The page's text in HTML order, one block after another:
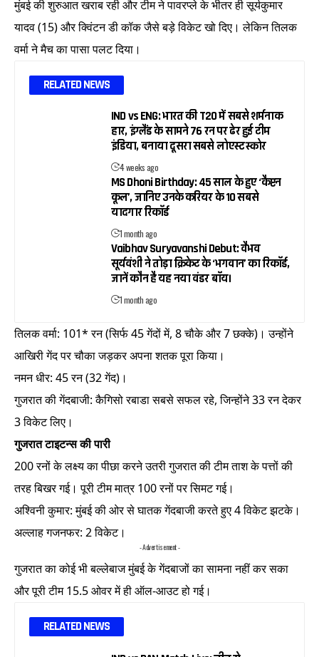
मुंबई की शुरुआत खराब रही और टीम ने पावरप्ले के भीतर ही सूर्यकुमार
यादव (15) और क्विंटन डी कॉक जैसे बड़े विकेट खो दिए। लेकिन तिलक
वर्मा ने मैच का पासा पलट दिया।
RELATED NEWS
IND vs ENG: भारत की T20 में सबसे शर्मनाक
हार, इंग्लैंड के सामने 76 रन पर ढेर हुई टीम
इंडिया, बनाया दूसरा सबसे लोएस्ट स्कोर
4 weeks ago
MS Dhoni Birthday: 45 साल के हुए ‘कैप्टन
कूल’, जानिए उनके करियर के 10 सबसे
यादगार रिकॉर्ड
1 month ago
Vaibhav Suryavanshi Debut: वैभव
सूर्यवंशी ने तोड़ा क्रिकेट के ‘भगवान’ का रिकॉर्ड,
जानें कौन है यह नया वंडर बॉय।
1 month ago
तिलक वर्मा: 101* रन (सिर्फ 45 गेंदों में, 8 चौके और 7 छक्के)। उन्होंने
आखिरी गेंद पर चौका जड़कर अपना शतक पूरा किया।
नमन धीर: 45 रन (32 गेंद)।
गुजरात की गेंदबाजी: कैगिसो रबाडा सबसे सफल रहे, जिन्होंने 33 रन देकर
3 विकेट लिए।
गुजरात टाइटन्स की पारी
200 रनों के लक्ष्य का पीछा करने उतरी गुजरात की टीम ताश के पत्तों की
तरह बिखर गई। पूरी टीम मात्र 100 रनों पर सिमट गई।
अश्विनी कुमार: मुंबई की ओर से घातक गेंदबाजी करते हुए 4 विकेट झटके।
अल्लाह गजनफर: 2 विकेट।
- Advertisement -
गुजरात का कोई भी बल्लेबाज मुंबई के गेंदबाजों का सामना नहीं कर सका
और पूरी टीम 15.5 ओवर में ही ऑल-आउट हो गई।
RELATED NEWS